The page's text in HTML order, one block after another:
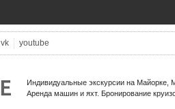
vk youtube
Индивидуальные экскурсии на Майорке,
Аренда машин и яхт. Бронирование